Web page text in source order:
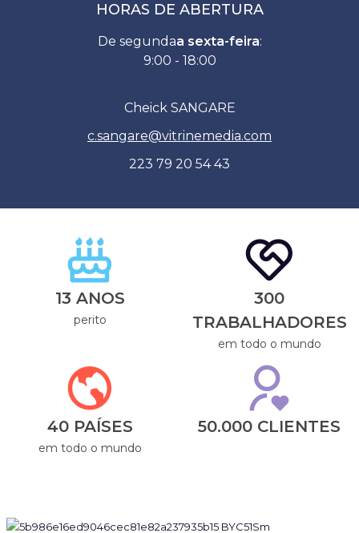
HORAS DE ABERTURA
De segundaa sexta-feira:
9:00 - 18:00
Cheick SANGARE
c.sangare@vitrinemedia.com
223 79 20 54 43
13 ANOS
perito
300
TRABALHADORES
em todo o mundo
40 PAÍSES
em todo o mundo
50.000 CLIENTES